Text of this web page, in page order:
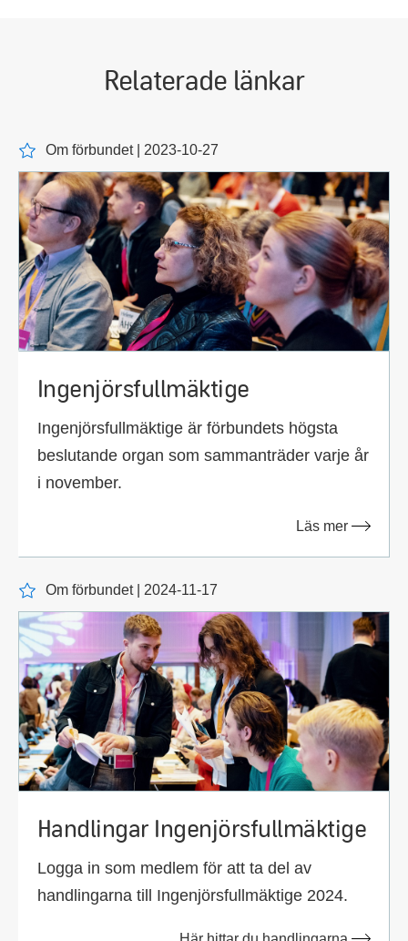
Relaterade länkar
Om förbundet | 2023-10-27
Ingenjörsfullmäktige
Ingenjörsfullmäktige är förbundets högsta
beslutande organ som sammanträder varje år
i november.
Läs mer
Om förbundet | 2024-11-17
Handlingar Ingenjörsfullmäktige
Logga in som medlem för att ta del av
handlingarna till Ingenjörsfullmäktige 2024.